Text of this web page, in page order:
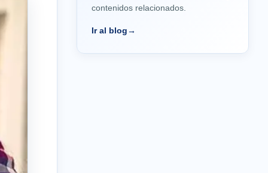
contenidos relacionados.
Ir al blog→